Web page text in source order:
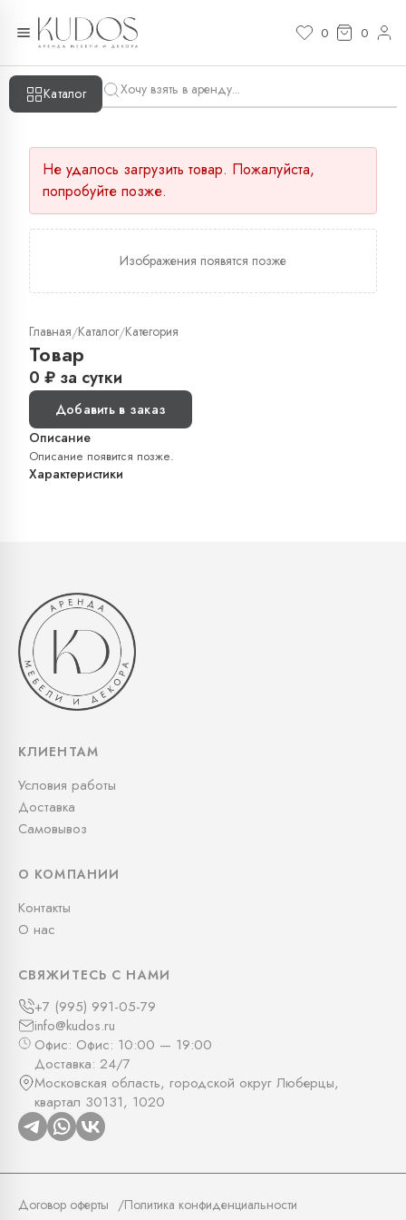
0 0
Каталог
Не удалось загрузить товар. Пожалуйста,
попробуйте позже.
Изображения появятся позже
Главная/Каталог/Категория
Товар
0 ₽ за сутки
Добавить в заказ
Описание
Описание появится позже.
Характеристики
КЛИЕНТАМ
Условия работы
Доставка
Самовывоз
О КОМПАНИИ
Контакты
О нас
СВЯЖИТЕСЬ С НАМИ
+7 (995) 991-05-79
info@kudos.ru
Офис: Офис: 10:00 — 19:00
Доставка: 24/7
Московская область, городской округ Люберцы,
квартал 30131, 1020
Договор оферты Политика конфиденциальности